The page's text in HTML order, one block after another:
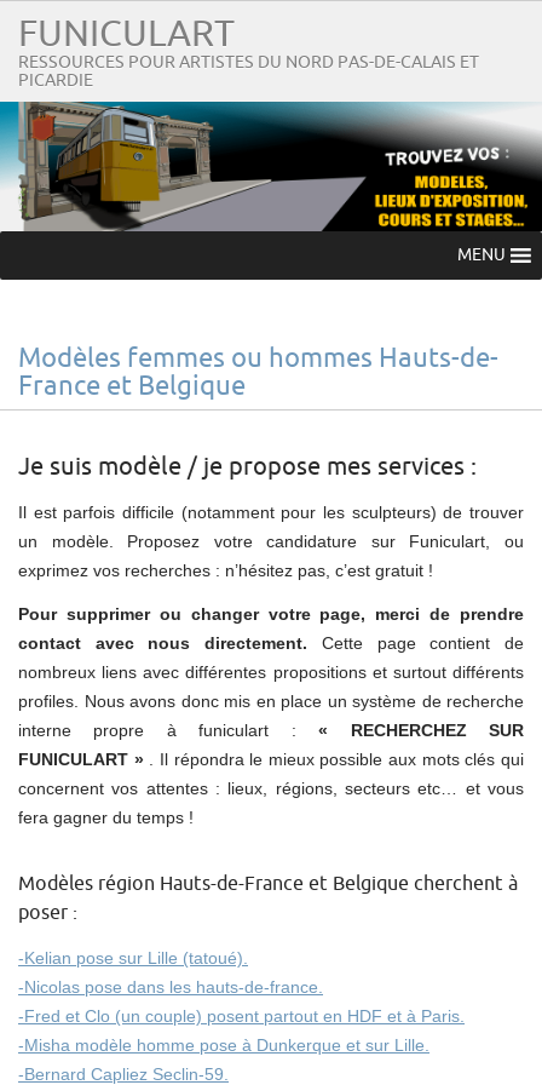
FUNICULART
RESSOURCES POUR ARTISTES DU NORD PAS-DE-CALAIS ET
PICARDIE
MENU
Modèles femmes ou hommes Hauts-de-
France et Belgique
Je suis modèle / je propose mes services :
Il est parfois difficile (notamment pour les sculpteurs) de trouver
un modèle. Proposez votre candidature sur Funiculart, ou
exprimez vos recherches : n’hésitez pas, c’est gratuit !
Pour supprimer ou changer votre page, merci de prendre
contact avec nous directement. Cette page contient de
nombreux liens avec différentes propositions et surtout différents
profiles. Nous avons donc mis en place un système de recherche
interne propre à funiculart :« RECHERCHEZ SUR
FUNICULART ». Il répondra le mieux possible aux mots clés qui
concernent vos attentes : lieux, régions, secteurs etc… et vous
fera gagner du temps !
Modèles région Hauts-de-France et Belgique cherchent à
poser :
-Kelian pose sur Lille (tatoué).
-Nicolas pose dans les hauts-de-france.
-Fred et Clo (un couple) posent partout en HDF et à Paris.
-Misha modèle homme pose à Dunkerque et sur Lille.
-Bernard Capliez Seclin-59.